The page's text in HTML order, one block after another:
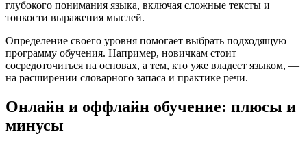
глубокого понимания языка, включая сложные тексты и
тонкости выражения мыслей.
Определение своего уровня помогает выбрать подходящую
программу обучения. Например, новичкам стоит
сосредоточиться на основах, а тем, кто уже владеет языком, —
на расширении словарного запаса и практике речи.
Онлайн и оффлайн обучение: плюсы и
минусы